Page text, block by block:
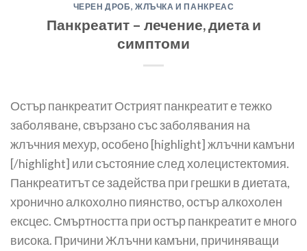
ЧЕРЕН ДРОБ, ЖЛЪЧКА И ПАНКРЕАС
Панкреатит – лечение, диета и
симптоми
Остър панкреатит Острият панкреатит е тежко
заболяване, свързано със заболявания на
жлъчния мехур, особено [highlight] жлъчни камъни
[/highlight] или състояние след холецистектомия.
Панкреатитът се задейства при грешки в диетата,
хронично алкохолно пиянство, остър алкохолен
ексцес. Смъртността при остър панкреатит е много
висока. Причини Жлъчни камъни, причиняващи